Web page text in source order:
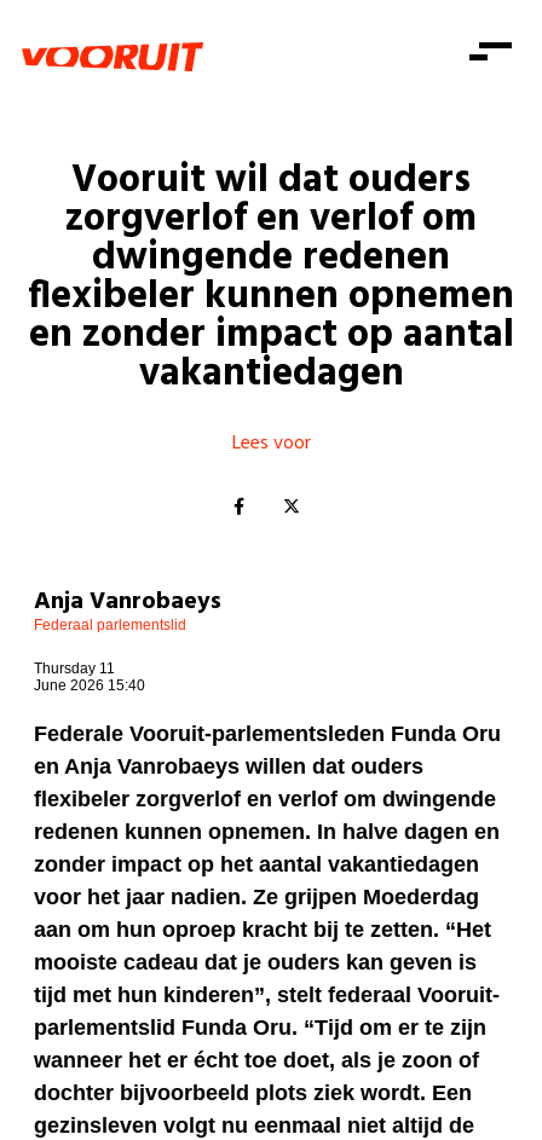
Zorg
Gelijke kansen
Welzijn
Consumentenbescherming
Pensioenen
Kinderen en jongeren
Onze mensen
Standpunten
Vacatures
Doe mee
Doe mee
Word lid
Mis niets
Shop
Login
Login
Vooruit wil dat ouders
zorgverlof en verlof om
dwingende redenen
flexibeler kunnen opnemen
en zonder impact op aantal
vakantiedagen
Lees voor
Anja Vanrobaeys
Federaal parlementslid
Thursday 11
June 2026 15:40
Federale Vooruit-parlementsleden Funda Oru
en Anja Vanrobaeys willen dat ouders
flexibeler zorgverlof en verlof om dwingende
redenen kunnen opnemen. In halve dagen en
zonder impact op het aantal vakantiedagen
voor het jaar nadien. Ze grijpen Moederdag
aan om hun oproep kracht bij te zetten. “Het
mooiste cadeau dat je ouders kan geven is
tijd met hun kinderen”, stelt federaal Vooruit-
parlementslid Funda Oru. “Tijd om er te zijn
wanneer het er écht toe doet, als je zoon of
dochter bijvoorbeeld plots ziek wordt. Een
gezinsleven volgt nu eenmaal niet altijd de